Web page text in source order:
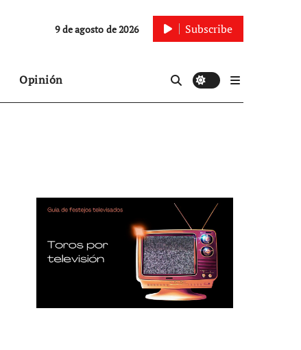
9 de agosto de 2026 Subscribe
Opinión